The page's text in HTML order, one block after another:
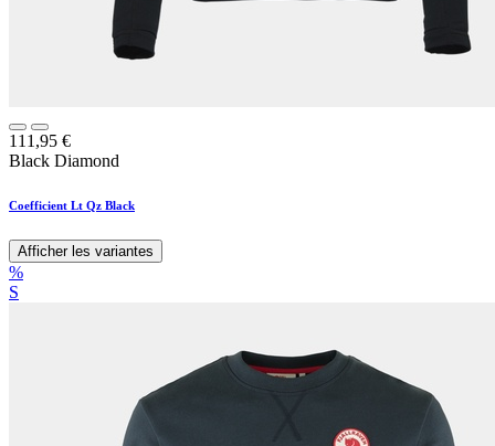
111,95 €
Black Diamond
Coefficient Lt Qz Black
Afficher les variantes
%
S